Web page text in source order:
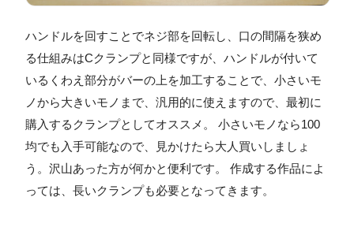
ハンドルを回すことでネジ部を回転し、口の間隔を狭め
る仕組みはCクランプと同様ですが、ハンドルが付いて
いるくわえ部分がバーの上を加工することで、小さいモ
ノから大きいモノまで、汎用的に使えますので、最初に
購入するクランプとしてオススメ。 小さいモノなら100
均でも入手可能なので、見かけたら大人買いしましょ
う。沢山あった方が何かと便利です。 作成する作品によ
っては、長いクランプも必要となってきます。